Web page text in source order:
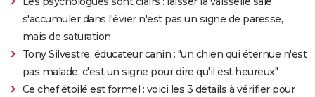
s'accumuler dans l'évier n'est pas un signe de paresse,
mais de saturation
Tony Silvestre, éducateur canin : "un chien qui éternue n'est
pas malade, c'est un signe pour dire qu'il est heureux"
Ce chef étoilé est formel : voici les 3 détails à vérifier pour